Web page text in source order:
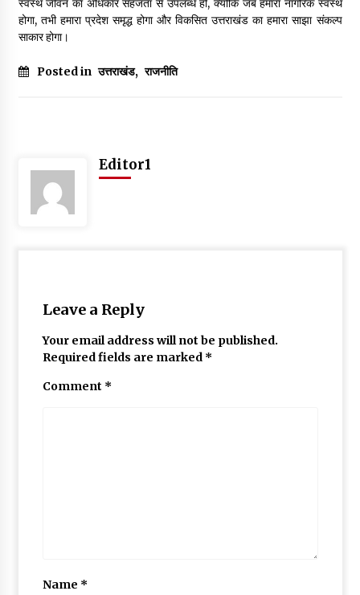
स्वस्थ जीवन का अधिकार सहजता से उपलब्ध हो, क्योंकि जब हमारा नागरिक स्वस्थ
होगा, तभी हमारा प्रदेश समृद्ध होगा और विकसित उत्तराखंड का हमारा साझा संकल्प
साकार होगा।
Posted in उत्तराखंड, राजनीति
Editor1
Leave a Reply
Your email address will not be published.
Required fields are marked *
Comment *
Name *